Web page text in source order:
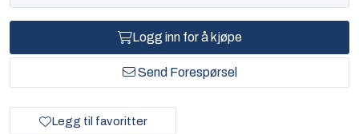
Logg inn for å kjøpe
Send Forespørsel
Legg til favoritter